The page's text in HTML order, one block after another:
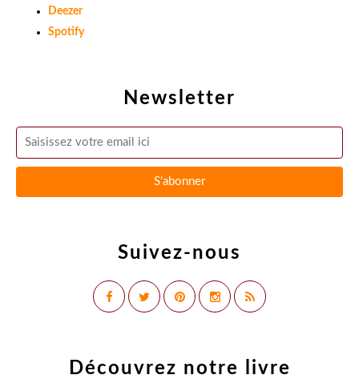
Newsletter
Suivez-nous
Deezer
Spotify
Découvrez notre livre